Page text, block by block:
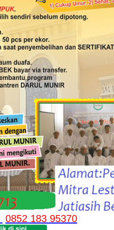
0852 183 95370